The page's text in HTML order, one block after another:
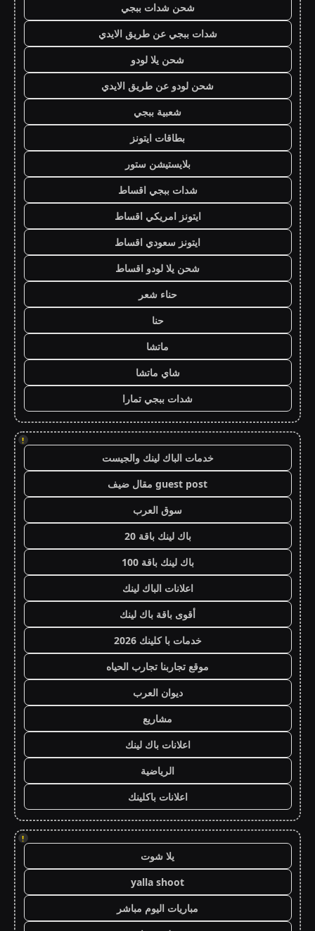
شحن شدات ببجي
شدات ببجي عن طريق الايدي
شحن يلا لودو
شحن لودو عن طريق الايدي
شعبية ببجي
بطاقات ايتونز
بلايستيشن ستور
شدات ببجي اقساط
ايتونز امريكي اقساط
ايتونز سعودي اقساط
شحن يلا لودو اقساط
حناء شعر
حنا
ماتشا
شاي ماتشا
شدات ببجي تمارا
!
خدمات الباك لينك والجيست
guest post مقال ضيف
سوق العرب
باك لينك باقة 20
باك لينك باقة 100
اعلانات الباك لينك
أقوى باقة باك لينك
خدمات با كلينك 2026
موقع تجاربنا تجارب الحياه
ديوان العرب
مشاريع
اعلانات باك لينك
الرياضية
اعلانات باكلينك
!
يلا شوت
yalla shoot
مباريات اليوم مباشر